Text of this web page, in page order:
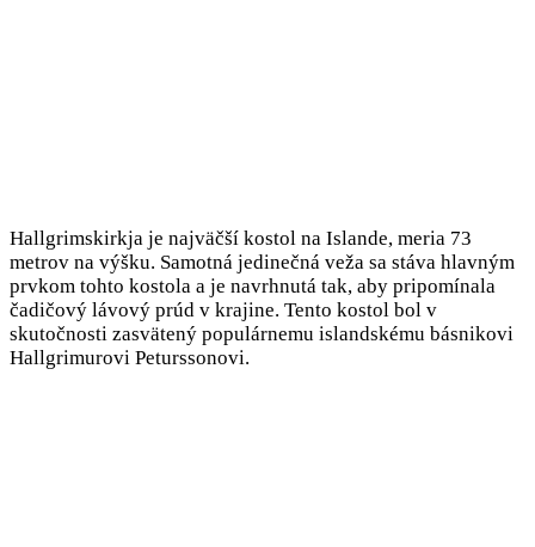
Hallgrimskirkja je najväčší kostol na Islande, meria 73
metrov na výšku. Samotná jedinečná veža sa stáva hlavným
prvkom tohto kostola a je navrhnutá tak, aby pripomínala
čadičový lávový prúd v krajine. Tento kostol bol v
skutočnosti zasvätený populárnemu islandskému básnikovi
Hallgrimurovi Peturssonovi.